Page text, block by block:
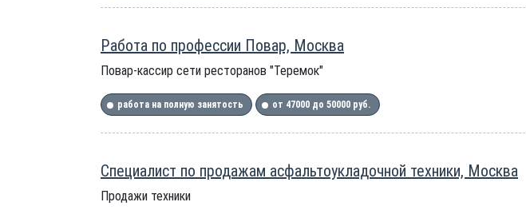
Работа по профессии Повар, Москва
Повар-кассир сети ресторанов "Теремок"
работа на полную занятость от 47000 до 50000 руб.
Специалист по продажам асфальтоукладочной техники, Москва
Продажи техники